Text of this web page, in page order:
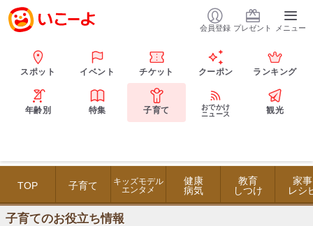
会員登録 プレゼント メニュー
スポット イベント チケット クーポン ランキング
年齢別 特集 子育て
おでかけ
ニュース
観光
TOP 子育て
キッズモデル
エンタメ
健康
病気
教育
しつけ
家事
レシ
子育てのお役立ち情報